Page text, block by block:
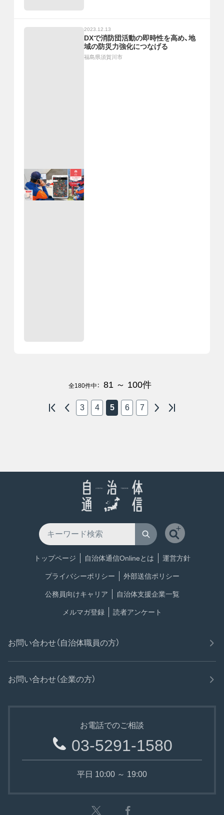
2023.12.13
DXで消防団活動の即時性を高め、地
域の防災力強化につなげる
福島県須賀川市
全180件中： 81 ～ 100件
3 4 5 6 7
トップページ 自治体通信Onlineとは 運営方針
プライバシーポリシー 外部送信ポリシー
公務員向けキャリア 自治体支援企業一覧
メルマガ登録 読者アンケート
お問い合わせ（自治体職員の方）
お問い合わせ（企業の方）
お電話でのご相談
03-5291-1580
平日 10:00 ～ 19:00